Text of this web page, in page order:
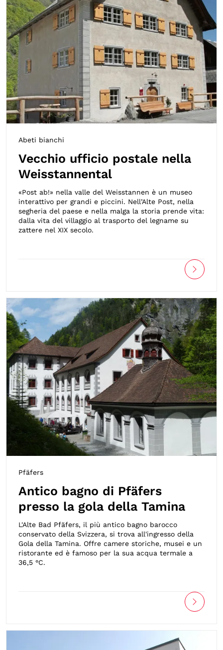
Abeti bianchi
Vecchio ufficio postale nella
Weisstannental
«Post ab!» nella valle del Weisstannen è un museo
interattivo per grandi e piccini. Nell’Alte Post, nella
segheria del paese e nella malga la storia prende vita:
dalla vita del villaggio al trasporto del legname su
zattere nel XIX secolo.
Pfäfers
Antico bagno di Pfäfers
presso la gola della Tamina
L'Alte Bad Pfäfers, il più antico bagno barocco
conservato della Svizzera, si trova all'ingresso della
Gola della Tamina. Offre camere storiche, musei e un
ristorante ed è famoso per la sua acqua termale a
36,5 °C.